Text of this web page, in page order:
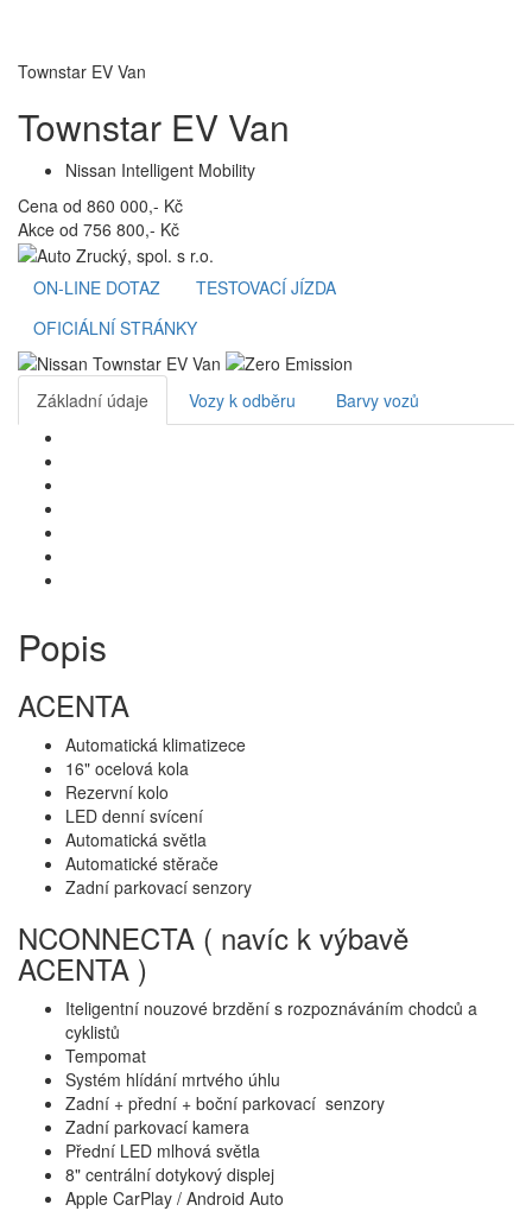
Townstar EV Van
Townstar EV Van
Nissan Intelligent Mobility
Cena od 860 000,- Kč
Akce od 756 800,- Kč
ON-LINE DOTAZ
TESTOVACÍ JÍZDA
OFICIÁLNÍ STRÁNKY
Základní údaje Vozy k odběru Barvy vozů
Popis
ACENTA
Automatická klimatizece
16" ocelová kola
Rezervní kolo
LED denní svícení
Automatická světla
Automatické stěrače
Zadní parkovací senzory
NCONNECTA ( navíc k výbavě
ACENTA )
Iteligentní nouzové brzdění s rozpoznáváním chodců a
cyklistů
Tempomat
Systém hlídání mrtvého úhlu
Zadní + přední + boční parkovací senzory
Zadní parkovací kamera
Přední LED mlhová světla
8" centrální dotykový displej
Apple CarPlay / Android Auto